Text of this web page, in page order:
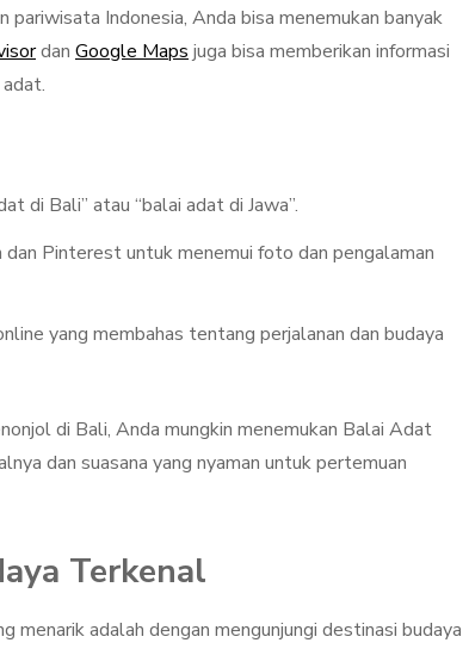
Indonesia, Anda bisa menemukan banyak
dan Google Maps juga bisa memberikan informasi
di Bali” atau “balai adat di Jawa”.
Pinterest untuk menemui foto dan pengalaman
yang membahas tentang perjalanan dan budaya
di Bali, Anda mungkin menemukan Balai Adat
dan suasana yang nyaman untuk pertemuan
Terkenal
menarik adalah dengan mengunjungi destinasi budaya